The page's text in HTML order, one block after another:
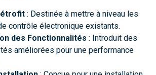
: Destinée à mettre à niveau les
contrôle électronique existants.
des Fonctionnalités : Introduit des
améliorées pour une performance